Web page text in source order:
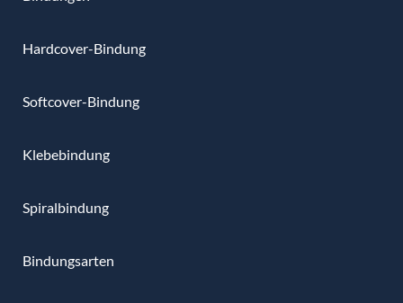
Hardcover-Bindung
Softcover-Bindung
Klebebindung
Spiralbindung
Bindungsarten